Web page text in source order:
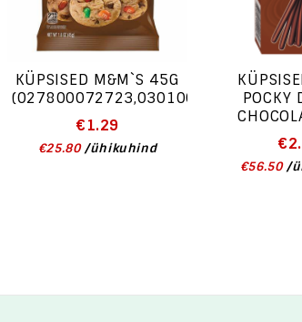
KÜPSISED M&M`S 45G
(027800072723,030100103417
€1.29
€25.80 /ühikuhind
POCKY
€
€56.50 /